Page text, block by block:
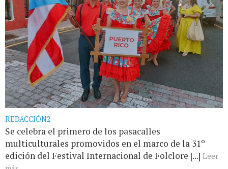
REDACCIÓN2
Se celebra el primero de los pasacalles
multiculturales promovidos en el marco de la 31º
edición del Festival Internacional de Folclore [...] Leer